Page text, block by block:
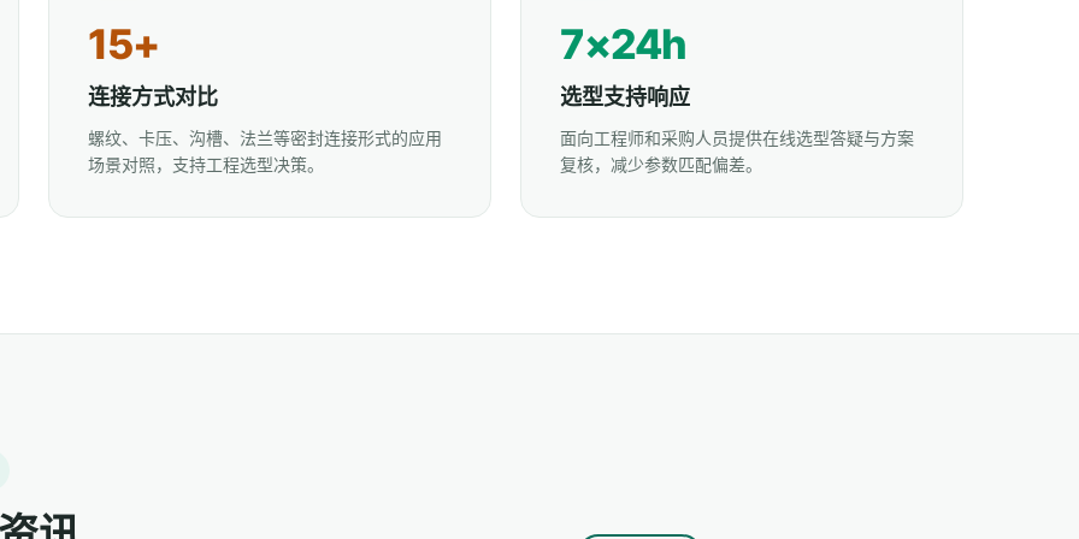
15+
连接方式对比
螺纹、卡压、沟槽、法兰等密封连接形式的应用
场景对照，支持工程选型决策。
7×24h
选型支持响应
面向工程师和采购人员提供在线选型答疑与方案
复核，减少参数匹配偏差。